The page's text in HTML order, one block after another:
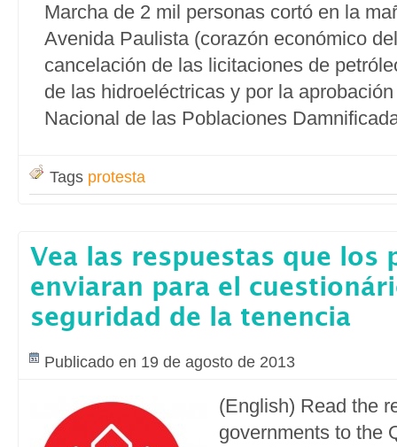
Marcha de 2 mil personas cortó en la
Avenida Paulista (corazón económico
cancelación de las licitaciones de
de las hidroeléctricas y por la
Nacional de las Poblaciones
Tags protesta
Vea las respuestas que los
enviaran para el
seguridad de la tenencia
Publicado en 19 de agosto de 2013
(English) Read the
governments to the